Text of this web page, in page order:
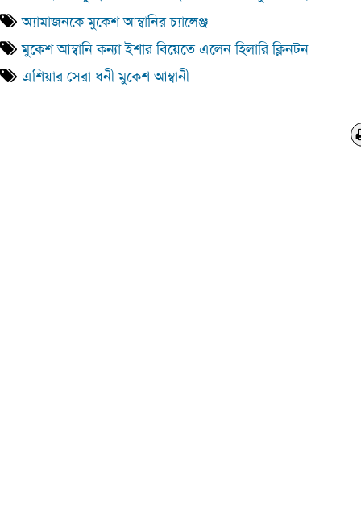
অ্যামাজনকে মুকেশ আম্বানির চ্যালেঞ্জ
মুকেশ আম্বানি কন্যা ইশার বিয়েতে এলেন হিলারি ক্লিনটন
এশিয়ার সেরা ধনী মুকেশ আম্বানী